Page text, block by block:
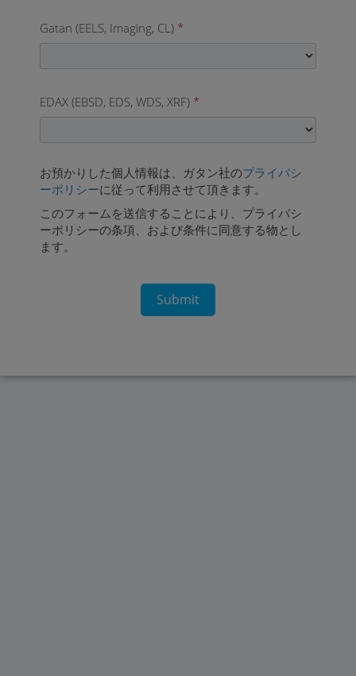
Gatan (EELS, Imaging, CL) *
EDAX (EBSD, EDS, WDS, XRF) *
お預かりした個人情報は、ガタン社のプライバシ
ーポリシーに従って利用させて頂きます。
このフォームを送信することにより、プライバシ
ーポリシーの条項、および条件に同意する物とし
ます。